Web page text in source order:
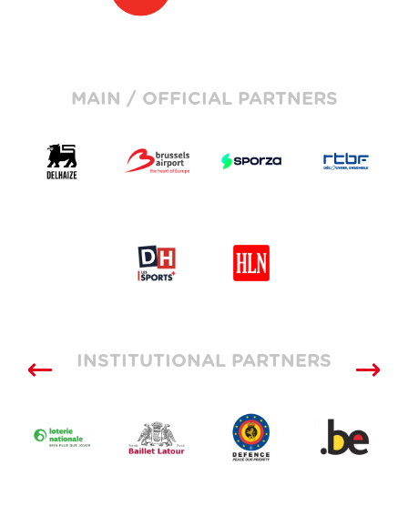
MAIN / OFFICIAL PARTNERS
INSTITUTIONAL PARTNERS